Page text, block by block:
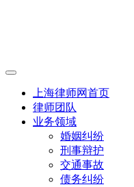
上海律师网首页
律师团队
业务领域
婚姻纠纷
刑事辩护
交通事故
债务纠纷